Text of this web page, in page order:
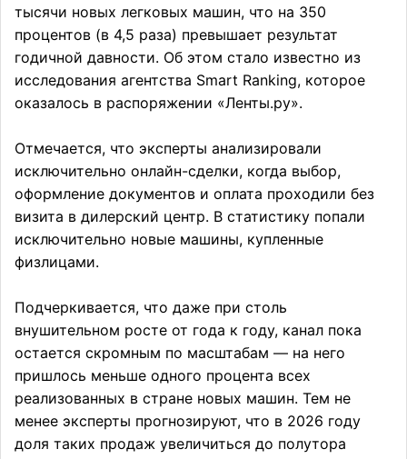
тысячи новых легковых машин, что на 350
процентов (в 4,5 раза) превышает результат
годичной давности. Об этом стало известно из
исследования агентства Smart Ranking, которое
оказалось в распоряжении «Ленты.ру».
Отмечается, что эксперты анализировали
исключительно онлайн-сделки, когда выбор,
оформление документов и оплата проходили без
визита в дилерский центр. В статистику попали
исключительно новые машины, купленные
физлицами.
Подчеркивается, что даже при столь
внушительном росте от года к году, канал пока
остается скромным по масштабам — на него
пришлось меньше одного процента всех
реализованных в стране новых машин. Тем не
менее эксперты прогнозируют, что в 2026 году
доля таких продаж увеличиться до полутора